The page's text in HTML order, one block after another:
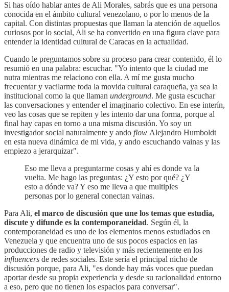
Si has oído hablar antes de Ali Morales, sabrás que es una persona
conocida en el ámbito cultural venezolano, o por lo menos de la
capital. Con distintas propuestas que llaman la atención de aquellos
curiosos por lo social, Ali se ha convertido en una figura clave para
entender la identidad cultural de Caracas en la actualidad.
Cuando le preguntamos sobre su proceso para crear contenido, él lo
resumió en una palabra: escuchar. "Yo intento que la ciudad me
nutra mientras me relaciono con ella. A mí me gusta mucho
frecuentar y vacilarme toda la movida cultural caraqueña, ya sea la
institucional como la que llaman underground. Me gusta escuchar
las conversaciones y entender el imaginario colectivo. En ese interín,
veo las cosas que se repiten y les intento dar una forma, porque al
final hay capas en torno a una misma discusión. Yo soy un
investigador social naturalmente y ando flow Alejandro Humboldt
en esta nueva dinámica de mi vida, y ando escuchando vainas y las
empiezo a jerarquizar".
Eso me lleva a preguntarme cosas y ahí es donde va la
vuelta. Me hago las preguntas: ¿Y esto por qué? ¿Y
esto a dónde va? Y eso me lleva a que multiples
personas por lo general conectan vainas.
Para Ali, el marco de discusión que une los temas que estudia,
discute y difunde es la contemporaneidad. Según él, la
contemporaneidad es uno de los elementos menos estudiados en
Venezuela y que encuentra uno de sus pocos espacios en las
producciones de radio y televisión y más recientemente en los
influencers de redes sociales. Este sería el principal nicho de
discusión porque, para Ali, "es donde hay más voces que puedan
aportar desde su propia experiencia y desde su racionalidad entorno
a eso, pero que no tienen los espacios para conversar".